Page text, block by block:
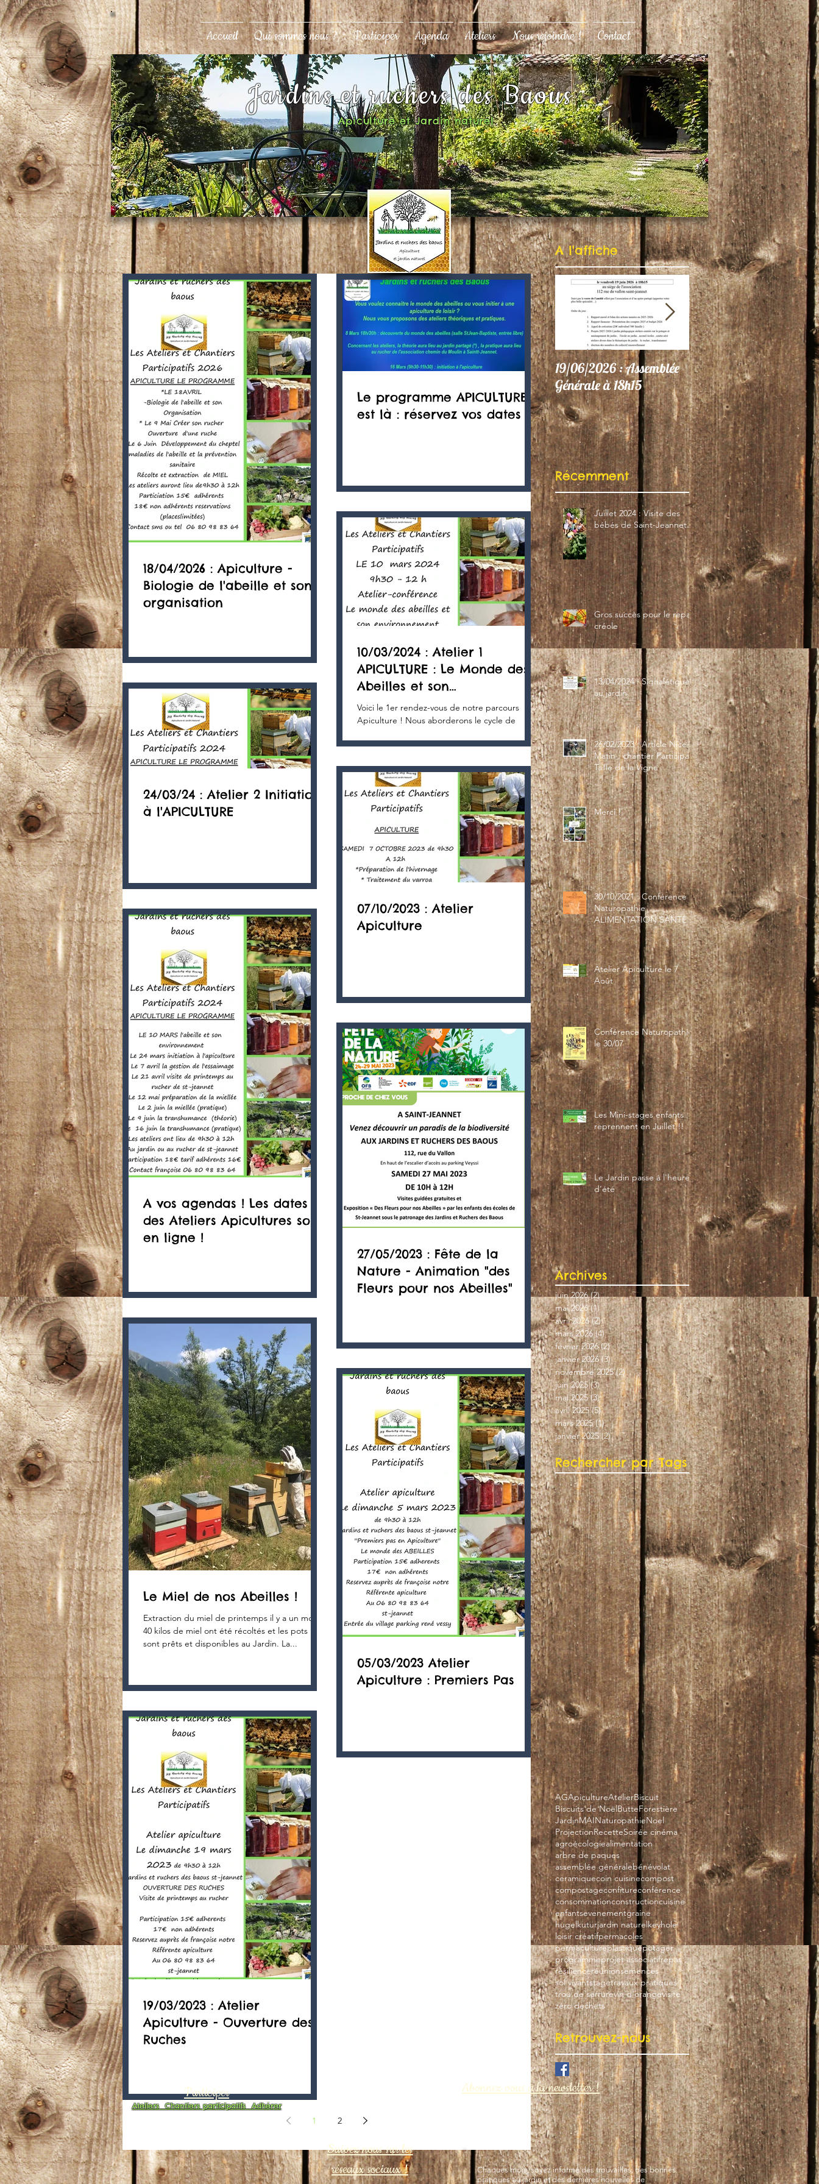
A l'affiche
18/04/2026 : Apiculture -
Biologie de l'abeille et son
organisation
Le programme APICULTURE
est là : réservez vos dates !
24/03/24 : Atelier 2 Initiation
à l'APICULTURE
10/03/2024 : Atelier 1
APICULTURE : Le Monde des
Abeilles et son
Environnement
Voici le 1er rendez-vous de notre parcours
Apiculture ! Nous aborderons le cycle de
remarquable, l’abeille symbole de la
tous et se tiendra au jardin de l’association, à
l’entrée du village. Les inscriptions sont à
prendre au 0680988364 par sms indiquant nom,
n tél ,mail .
A vos agendas ! Les dates
des Ateliers Apicultures sont
en ligne !
07/10/2023 : Atelier
Apiculture
Le Miel de nos Abeilles !
Extraction du miel de printemps il y a un mois :
40 kilos de miel ont été récoltés et les pots
sont prêts et disponibles au Jardin. La...
27/05/2023 : Fête de la
Nature - Animation "des
Fleurs pour nos Abeilles"
19/03/2023 : Atelier
Apiculture - Ouverture des
Ruches
05/03/2023 Atelier
Apiculture : Premiers Pas
1 2
19/06/2026 : Assemblée
Générale à 18h15
06/06/26 : Le Jardin
participe au Festival
"Autres Regards"
Récemment
Juillet 2024 : Visite des
bébés de Saint-Jeannet...
Gros succès pour le repas
créole
13/04/2024 : Signalétique
au jardin
26/02/2023 : Article Nice-
Matin : chantier Participatif
Taille de la Vigne
Merci !
30/10/2021 : Conférence
Naturopathie
ALIMENTATION SANTÉ
Atelier Apiculture le 7
Août
Conférence Naturopathie
le 30/07
Les Mini-stages enfants
reprennent en Juillet !!
Le Jardin passe à l'heure
d'été
Archives
juin 2026 (2)2 posts
mai 2026 (1)1 post
avril 2026 (2)2 posts
mars 2026 (4)4 posts
février 2026 (2)2 posts
janvier 2026 (3)3 posts
novembre 2025 (2)2 posts
juin 2025 (3)3 posts
mai 2025 (3)3 posts
avril 2025 (5)5 posts
mars 2025 (1)1 post
janvier 2025 (2)2 posts
Rechercher par Tags
AGApicultureAtelierBiscuit
Biscuits de NoëlButteForestière
JardinMAINaturopathieNoel
ProjectionRecetteSoirée cinéma
agroécologiealimentation
arbre de paques
assemblée généralebénévolat
ceramiquecoin cuisinecompost
compostageconfitureconférence
consommationconstructioncuisine
enfantsevenementgraine
hugelkuturjardin naturelkeyhole
loisir créatifpermacoles
permacultureplastiquepotager
programmeprojet associatifrepas
résilienceréunionsemences
sol vivantstagetravaux pratiques
trou de serrurevin d'orangevisite
zéro dechets
Retrouvez-nous
Accueil Qui sommes nous ? Participer Agenda Ateliers Nous rejoindre ! Contact
Jardins et ruchers des Baous
Apiculture et Jardin naturel
Participer
AteliersChantiers participatifsAdhérer
Abonnez vous à la newsletter !
Suivez nous sur les
réseaux sociaux !
Chaques mois, soyez informé des trouvailles, des bonnes
pratiques au jardin et des dernières nouvelles de